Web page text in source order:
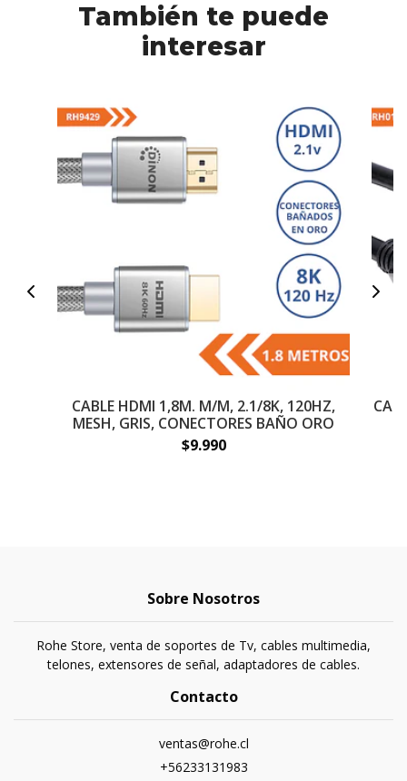
También te puede
interesar
CABLE HDMI 1,8M. M/M, 2.1/8K, 120HZ,
MESH, GRIS, CONECTORES BAÑO ORO
$9.990
Sobre Nosotros
Rohe Store, venta de soportes de Tv, cables multimedia,
telones, extensores de señal, adaptadores de cables.
Contacto
ventas@rohe.cl
+56233131983